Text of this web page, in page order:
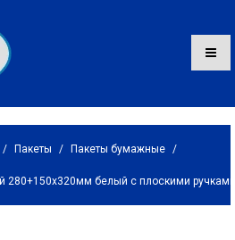
/ Пакеты / Пакеты бумажные /
280+150х320мм белый с плоскими ручками